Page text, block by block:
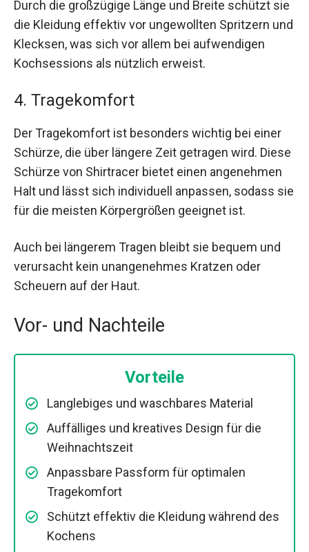
Durch die großzügige Länge und Breite schützt sie
die Kleidung effektiv vor ungewollten Spritzern und
Klecksen, was sich vor allem bei aufwendigen
Kochsessions als nützlich erweist.
4. Tragekomfort
Der Tragekomfort ist besonders wichtig bei einer
Schürze, die über längere Zeit getragen wird. Diese
Schürze von Shirtracer bietet einen angenehmen
Halt und lässt sich individuell anpassen, sodass sie
für die meisten Körpergrößen geeignet ist.
Auch bei längerem Tragen bleibt sie bequem und
verursacht kein unangenehmes Kratzen oder
Scheuern auf der Haut.
Vor- und Nachteile
Vorteile
Langlebiges und waschbares Material
Auffälliges und kreatives Design für die
Weihnachtszeit
Anpassbare Passform für optimalen
Tragekomfort
Schützt effektiv die Kleidung während des
Kochens